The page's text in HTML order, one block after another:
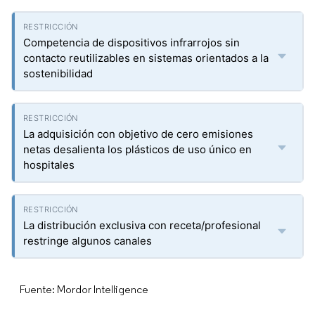
Competencia de dispositivos infrarrojos sin
contacto reutilizables en sistemas orientados a la
sostenibilidad
La adquisición con objetivo de cero emisiones
netas desalienta los plásticos de uso único en
hospitales
La distribución exclusiva con receta/profesional
restringe algunos canales
Fuente: Mordor Intelligence